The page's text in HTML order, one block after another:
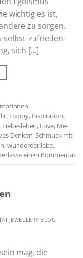
wichtig es ist,
zu sorgen.
selbst-zufrieden-
sich […]
,
, Happy, Inspiration,
, Liebesleben, Love, Me-
Denken,Schmuck mit
,wunderderliebe,
einen Kommentar
JAI JEWELLERY BLOG
mag, die